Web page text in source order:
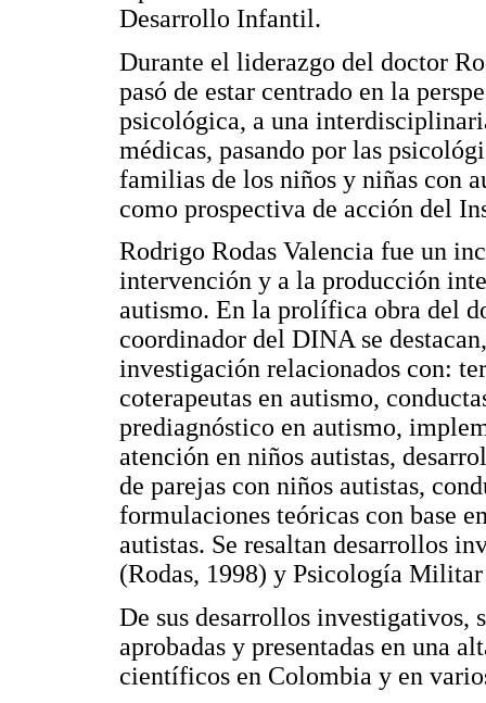
Desarrollo Infantil.
Durante el liderazgo del doctor
pasó de estar centrado en la
psicológica, a una
médicas, pasando por las
familias de los niños y niñas con
como prospectiva de acción del
Rodrigo Rodas Valencia fue un
intervención y a la producción
autismo. En la prolífica obra del
coordinador del DINA se
investigación relacionados con:
coterapeutas en autismo,
prediagnóstico en autismo,
atención en niños autistas,
de parejas con niños autistas,
formulaciones teóricas con base
autistas. Se resaltan desarrollos
(Rodas, 1998) y Psicología
De sus desarrollos investigativos,
aprobadas y presentadas en una
científicos en Colombia y en